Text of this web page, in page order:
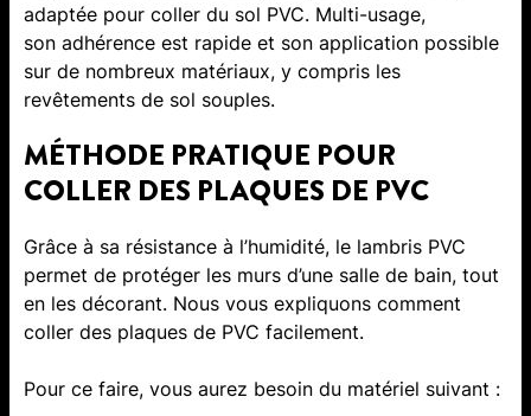
adaptée pour coller du sol PVC. Multi-usage,
son adhérence est rapide et son application possible
sur de nombreux matériaux, y compris les
revêtements de sol souples.
MÉTHODE PRATIQUE POUR
COLLER DES PLAQUES DE PVC
Grâce à sa résistance à l’humidité, le lambris PVC
permet de protéger les murs d’une salle de bain, tout
en les décorant. Nous vous expliquons comment
coller des plaques de PVC facilement.
Pour ce faire, vous aurez besoin du matériel suivant :